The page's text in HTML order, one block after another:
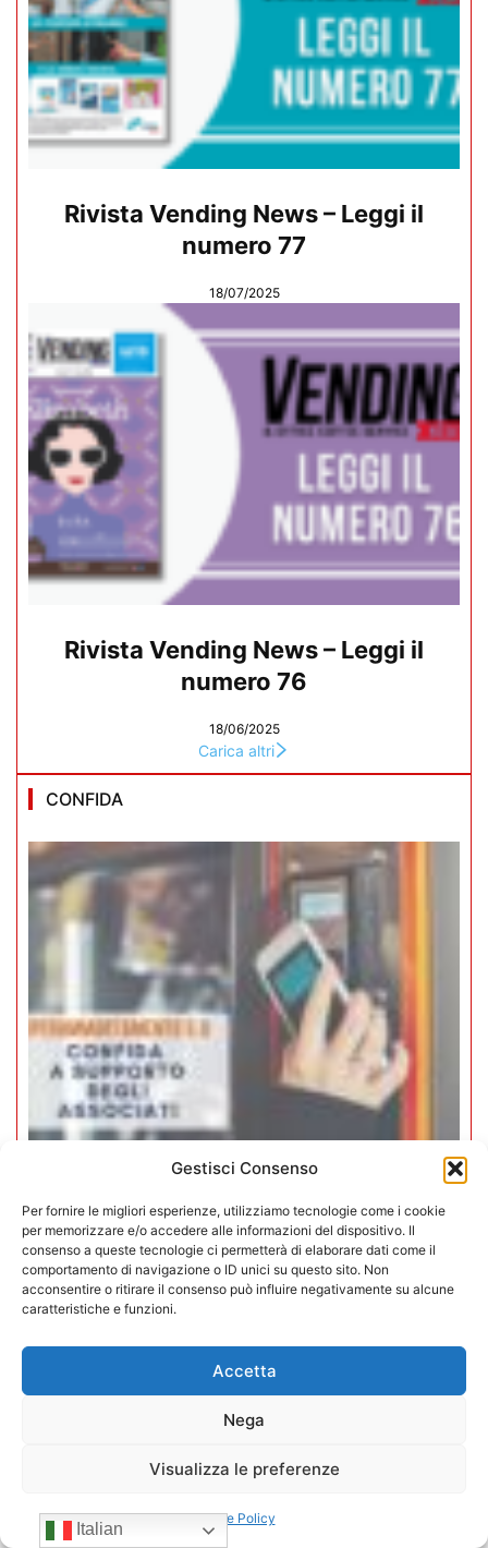
Gestisci Consenso
Per fornire le migliori esperienze, utilizziamo tecnologie come i cookie
per memorizzare e/o accedere alle informazioni del dispositivo. Il
consenso a queste tecnologie ci permetterà di elaborare dati come il
comportamento di navigazione o ID unici su questo sito. Non
acconsentire o ritirare il consenso può influire negativamente su alcune
caratteristiche e funzioni.
Accetta
Nega
Visualizza le preferenze
Cookie Policy
Rivista Vending News – Leggi il
numero 77
18/07/2025
Rivista Vending News – Leggi il
numero 76
18/06/2025
Carica altri
CONFIDA
apre uno sportello dedicato per gli
associati
27/07/2026
Italian